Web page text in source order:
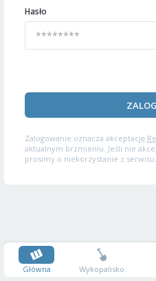
Hasło
Zalogowanie oznacza akceptację
aktualnym brzmieniu. Jeśli nie
prosimy o niekorzystanie z serwisu.
Główna Wykopalisko